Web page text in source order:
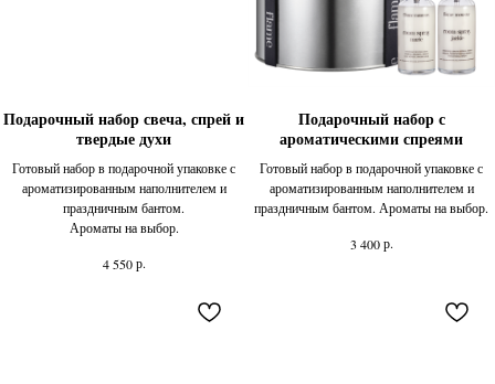
Подарочный набор свеча, спрей и
твердые духи
Готовый набор в подарочной упаковке с
ароматизированным наполнителем и
праздничным бантом.
Ароматы на выбор.
4 550 р.
Подарочный набор с
ароматическими спреями
Готовый набор в подарочной упаковке с
ароматизированным наполнителем и
праздничным бантом. Ароматы на выбор.
3 400 р.